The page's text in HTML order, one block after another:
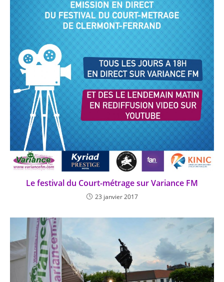
Le festival du Court-métrage sur Variance FM
23 janvier 2017